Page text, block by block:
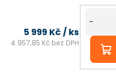
5 999 Kč / ks
4 957,85 Kč bez DPH
−